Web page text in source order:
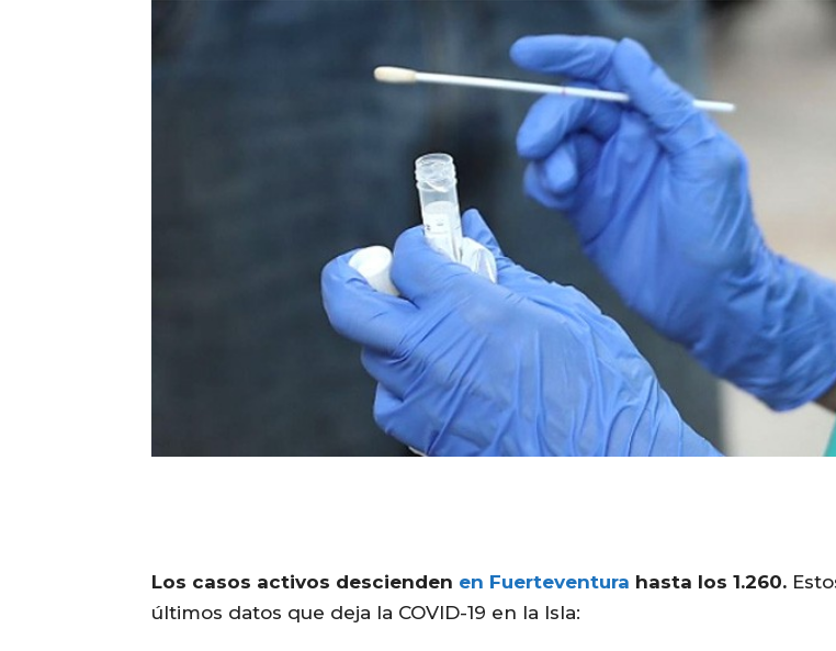
Los casos activos descienden en Fuerteventura hasta los 1.260.
últimos datos que deja la COVID-19 en la Isla: